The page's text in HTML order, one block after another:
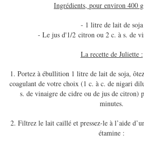
Ingrédients, pour environ 400
- 1 litre de lait de soja
- Le jus d'1/2 citron ou 2 c. à s. de
La recette de Juliette :
1. Portez à ébullition 1 litre de lait de soja,
coagulant de votre choix (1 c. à c. de nigari
s. de vinaigre de cidre ou de jus de citron)
minutes.
2. Filtrez le lait caillé et pressez-le à l’aide
étamine :